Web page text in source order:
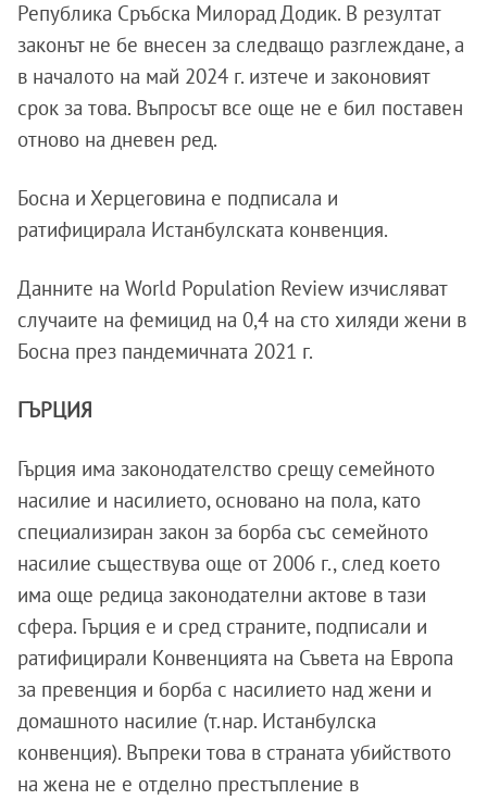
Република Сръбска Милорад Додик. В резултат
законът не бе внесен за следващо разглеждане, а
в началото на май 2024 г. изтече и законовият
срок за това. Въпросът все още не е бил поставен
отново на дневен ред.
Босна и Херцеговина е подписала и
ратифицирала Истанбулската конвенция.
Данните на World Population Review изчисляват
случаите на фемицид на 0,4 на сто хиляди жени в
Босна през пандемичната 2021 г.
ГЪРЦИЯ
Гърция има законодателство срещу семейното
насилие и насилието, основано на пола, като
специализиран закон за борба със семейното
насилие съществува още от 2006 г., след което
има още редица законодателни актове в тази
сфера. Гърция е и сред страните, подписали и
ратифицирали Конвенцията на Съвета на Европа
за превенция и борба с насилието над жени и
домашното насилие (т.нар. Истанбулска
конвенция). Въпреки това в страната убийството
на жена не е отделно престъпление в